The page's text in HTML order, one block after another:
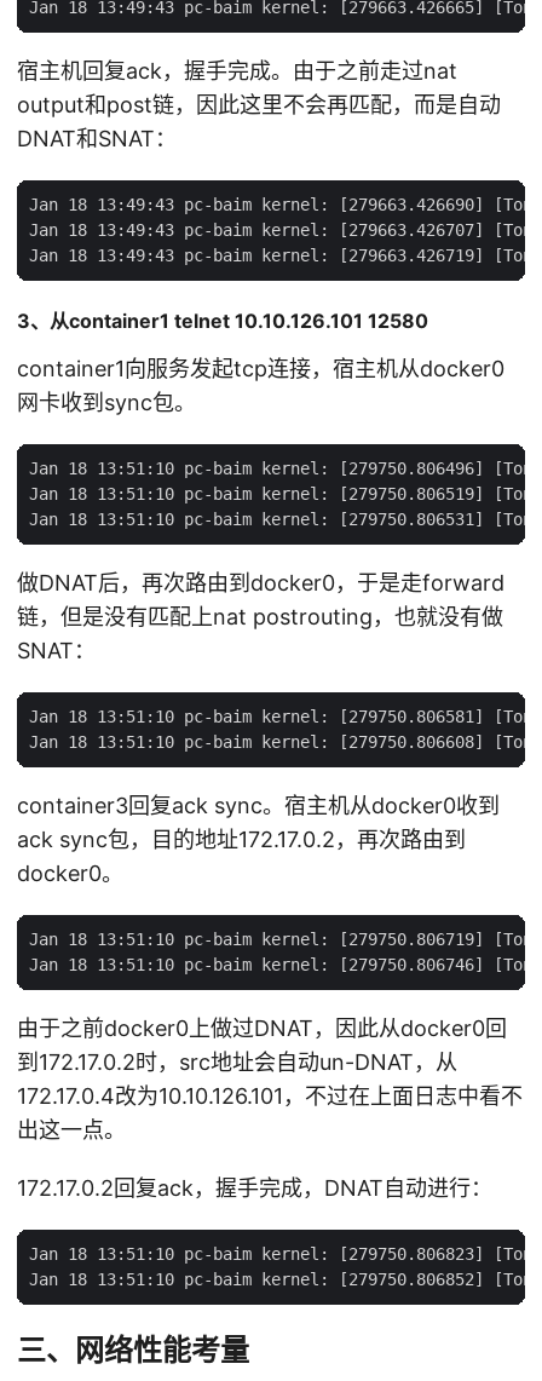
宿主机回复ack，握手完成。由于之前走过nat
output和post链，因此这里不会再匹配，而是自动
DNAT和SNAT：
Jan 18 13:49:43 pc-baim kernel: [279663.426690] [TonyBai]-
Jan 18 13:49:43 pc-baim kernel: [279663.426707] [TonyBai]-
3、从container1 telnet 10.10.126.101 12580
container1向服务发起tcp连接，宿主机从docker0
网卡收到sync包。
Jan 18 13:51:10 pc-baim kernel: [279750.806496]
Jan 18 13:51:10 pc-baim kernel: [279750.806519]
做DNAT后，再次路由到docker0，于是走forward
链，但是没有匹配上nat postrouting，也就没有做
SNAT：
Jan 18 13:51:10 pc-baim kernel: [279750.806581] [TonyBai]-
container3回复ack sync。宿主机从docker0收到
ack sync包，目的地址172.17.0.2，再次路由到
docker0。
Jan 18 13:51:10 pc-baim kernel: [279750.806719] [TonyBai]-
由于之前docker0上做过DNAT，因此从docker0回
到172.17.0.2时，src地址会自动un-DNAT，从
172.17.0.4改为10.10.126.101，不过在上面日志中看不
出这一点。
172.17.0.2回复ack，握手完成，DNAT自动进行：
Jan 18 13:51:10 pc-baim kernel: [279750.806823]
三、网络性能考量